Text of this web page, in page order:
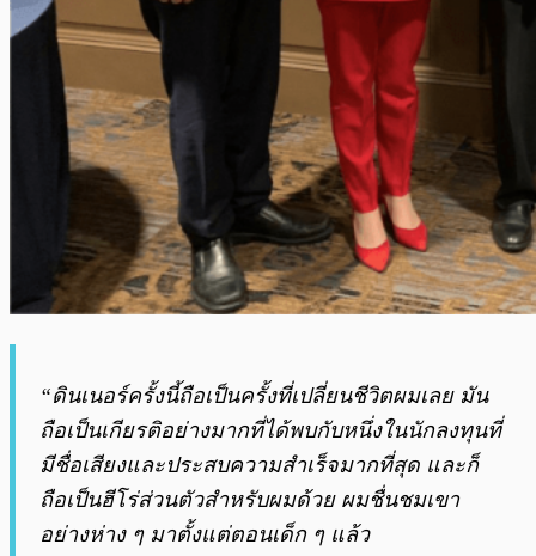
“ดินเนอร์ครั้งนี้ถือเป็นครั้งที่เปลี่ยนชีวิตผมเลย มัน
ถือเป็นเกียรติอย่างมากที่ได้พบกับหนึ่งในนักลงทุนที่
มีชื่อเสียงและประสบความสำเร็จมากที่สุด และก็
ถือเป็นฮีโร่ส่วนตัวสำหรับผมด้วย ผมชื่นชมเขา
อย่างห่าง ๆ มาตั้งแต่ตอนเด็ก ๆ แล้ว